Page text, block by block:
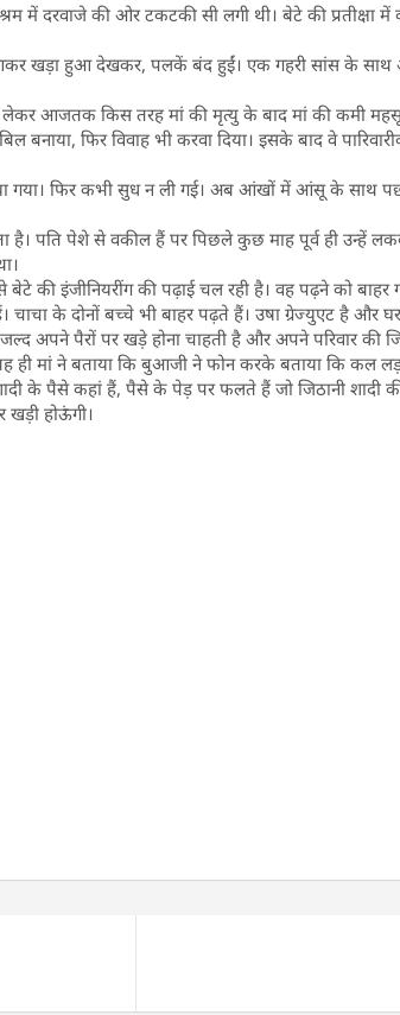
में दरवाजे की ओर टकटकी सी लगी थी। बेटे की
खड़ा हुआ देखकर, पलकें बंद हुईं। एक गहरी सांस के साथ
आजतक किस तरह मां की मृत्यु के बाद मां की कमी
बनाया, फिर विवाह भी करवा दिया। इसके बाद वे
गया। फिर कभी सुध न ली गई। अब आंखों में आंसू के साथ
है। पति पेशे से वकील हैं पर पिछले कुछ माह पूर्व ही उन्हें
की इंजीनियरींग की पढ़ाई चल रही है। वह पढ़ने को बाहर
चाचा के दोनों बच्चे भी बाहर पढ़ते हैं। उषा ग्रेज्युएट है और
अपने पैरों पर खड़े होना चाहती है और अपने परिवार की
ही मां ने बताया कि बुआजी ने फोन करके बताया कि कल
के पैसे कहां हैं, पैसे के पेड़ पर फलते हैं जो जिठानी शादी
होऊंगी।